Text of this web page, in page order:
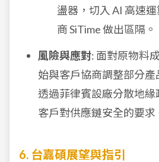
盪器，切入 AI 高速
商 SiTime 做出區隔。
風險與應對: 面對原物料
始與客戶協商調整部分產
透過菲律賓設廠分散地
客戶對供應鏈安全的要求
6. 台嘉碩展望與指引